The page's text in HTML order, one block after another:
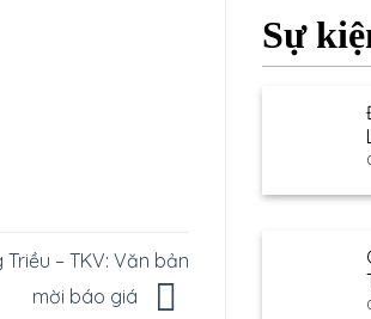
– TKV: Văn bản
mời báo giá
Sự